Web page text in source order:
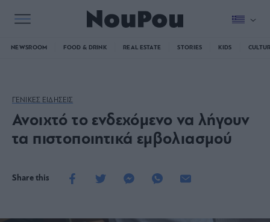
NEWSROOM FOOD & DRINK REAL ESTATE STORIES KIDS
ΓΕΝΙΚΕΣ ΕΙΔΗΣΕΙΣ
Ανοιχτό το ενδεχόμενο να λήγουν
τα πιστοποιητικά εμβολιασμού
Share this